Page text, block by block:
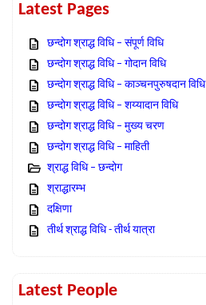
Latest Pages
छन्दोग श्राद्ध विधि – संपूर्ण विधि
छन्दोग श्राद्ध विधि – गोदान विधि
छन्दोग श्राद्ध विधि – काञ्चनपुरुषदान विधि
छन्दोग श्राद्ध विधि – शय्यादान विधि
छन्दोग श्राद्ध विधि – मुख्य चरण
छन्दोग श्राद्ध विधि – माहिती
श्राद्ध विधि – छन्दोग
श्राद्धारम्भ
दक्षिणा
तीर्थ श्राद्ध विधि - तीर्थ यात्रा
Latest People